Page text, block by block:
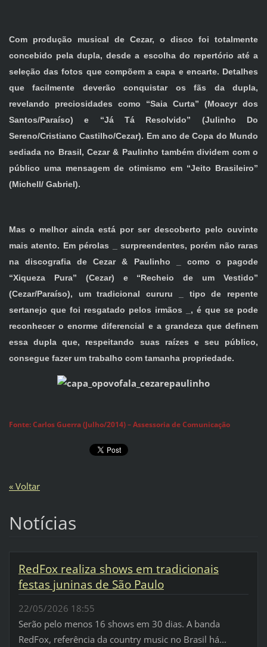
Com produção musical de Cezar, o disco foi totalmente
concebido pela dupla, desde a escolha do repertório até a
seleção das fotos que compõem a capa e encarte. Detalhes
que facilmente deverão conquistar os fãs da dupla,
revelando preciosidades como “Saia Curta” (Moacyr dos
Santos/Paraíso) e “Já Tá Resolvido” (Julinho Do
Sereno/Cristiano Castilho/Cezar). Em ano de Copa do Mundo
sediada no Brasil, Cezar & Paulinho também dividem com o
público uma mensagem de otimismo em “Jeito Brasileiro”
(Michell/ Gabriel).
Mas o melhor ainda está por ser descoberto pelo ouvinte
mais atento. Em pérolas _ surpreendentes, porém não raras
na discografia de Cezar & Paulinho _ como o pagode
“Xiqueza Pura” (Cezar) e “Recheio de um Vestido”
(Cezar/Paraíso), um tradicional cururu _ tipo de repente
sertanejo que foi resgatado pelos irmãos _, é que se pode
reconhecer o enorme diferencial e a grandeza que definem
essa dupla que, respeitando suas raízes e seu público,
consegue fazer um trabalho com tamanha propriedade.
Fonte: Carlos Guerra (Julho/2014) – Assessoria de Comunicação
« Voltar
Notícias
RedFox realiza shows em tradicionais
festas juninas de São Paulo
22/05/2026 18:55
Serão pelo menos 16 shows em 30 dias. A banda
RedFox, referência da country music no Brasil há...